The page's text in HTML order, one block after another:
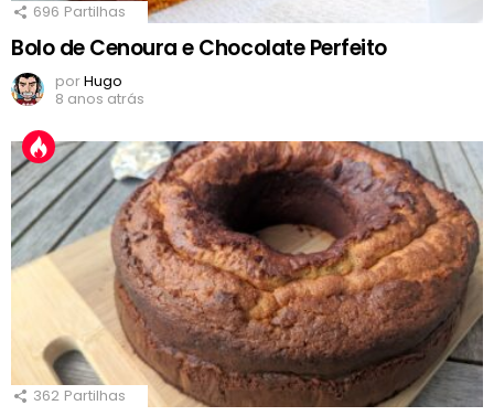
696 Partilhas
Bolo de Cenoura e Chocolate Perfeito
porHugo
8 anos atrás
362 Partilhas